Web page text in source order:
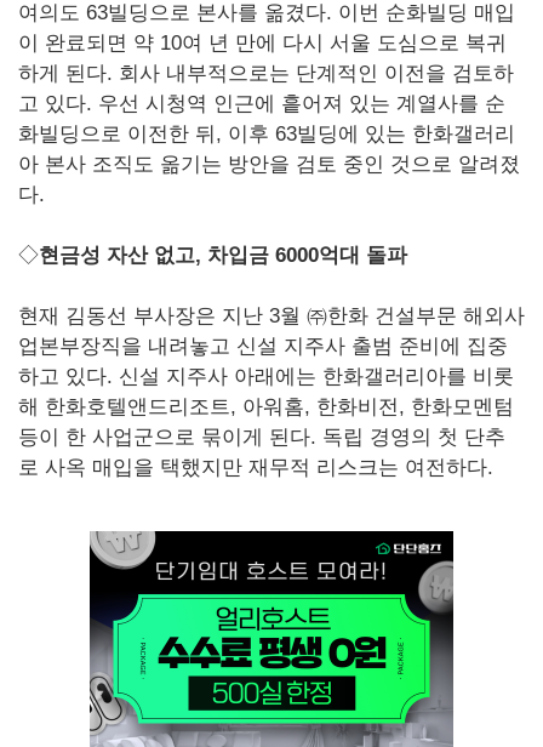
여의도 63빌딩으로 본사를 옮겼다. 이번 순화빌딩 매입
이 완료되면 약 10여 년 만에 다시 서울 도심으로 복귀
하게 된다. 회사 내부적으로는 단계적인 이전을 검토하
고 있다. 우선 시청역 인근에 흩어져 있는 계열사를 순
화빌딩으로 이전한 뒤, 이후 63빌딩에 있는 한화갤러리
아 본사 조직도 옮기는 방안을 검토 중인 것으로 알려졌
다.
◇현금성 자산 없고, 차입금 6000억대 돌파
현재 김동선 부사장은 지난 3월 ㈜한화 건설부문 해외사
업본부장직을 내려놓고 신설 지주사 출범 준비에 집중
하고 있다. 신설 지주사 아래에는 한화갤러리아를 비롯
해 한화호텔앤드리조트, 아워홈, 한화비전, 한화모멘텀
등이 한 사업군으로 묶이게 된다. 독립 경영의 첫 단추
로 사옥 매입을 택했지만 재무적 리스크는 여전하다.